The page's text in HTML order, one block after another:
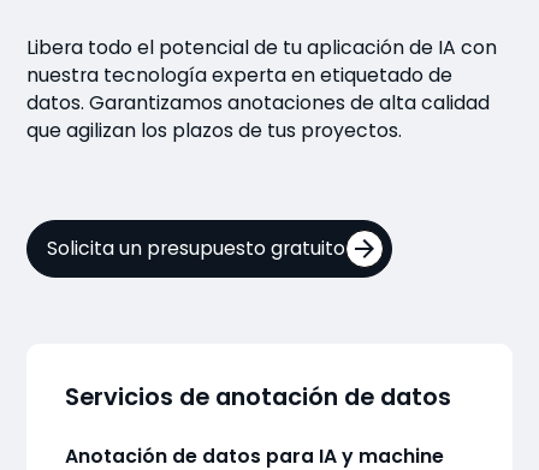
Libera todo el potencial de tu aplicación de IA con
nuestra tecnología experta en etiquetado de
datos. Garantizamos anotaciones de alta calidad
que agilizan los plazos de tus proyectos.
Solicita un presupuesto gratuito
Servicios de anotación de datos
Anotación de datos para IA y machine